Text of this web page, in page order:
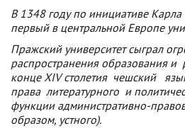
В 1348 году по инициативе Карла
первый в центральной Европе
Пражский университет сыграл
распространения образования и
конце XIV столетия чешский
права литературного и
функции административно-
образом, устного).